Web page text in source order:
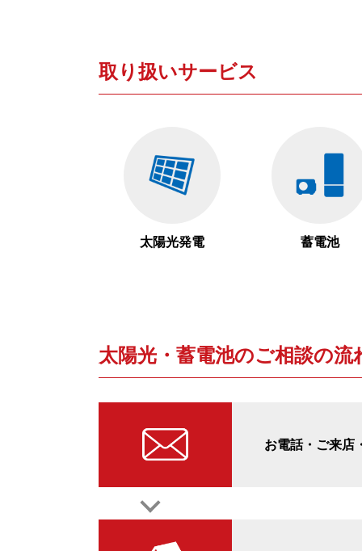
取り扱いサービス
太陽光発電 蓄電池
太陽光・蓄電池のご相談の流
お電話・ご来店